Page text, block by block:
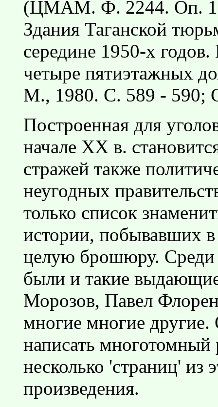
(ЦМАМ. Ф. 2244. Оп. 1.
Здания Таганской
середине 1950-х
четыре пятиэтажных
М., 1980. С. 589 - 590;
Построенная для
начале XX в.
стражей также
неугодных
только список
истории, побывавших в
целую брошюру. Среди
были и такие
Морозов, Павел
многие многие
написать
несколько 'страниц' из
произведения.